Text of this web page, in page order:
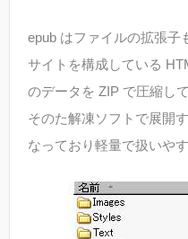
epub はファイルの拡張子
サイトを構成している
のデータを ZIP で圧縮して
そのた解凍ソフトで展開
なっており軽量で扱いやす